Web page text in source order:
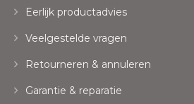
Eerlijk productadvies
Veelgestelde vragen
Retourneren & annuleren
Garantie & reparatie